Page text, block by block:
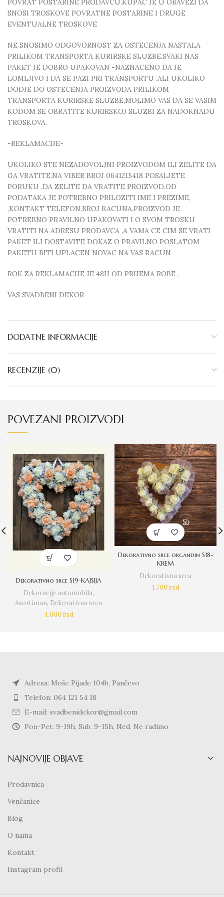
POVRAT POSTARINE PRODAVCU.KUPAC JE U OBAVEZI DA
SNOSI TROSKOVE POVRATNE POSTARINE I DRUGE
EVENTUALNE TROSKOVE
NE SNOSIMO ODGOVORNOST ZA OSTECENJA NASTALA
PRILIKOM TRANSPORTA KURIRSKE SLUZBE.SVAKI NAS
PAKET JE DOBRO UPAKOVAN -NAZNACENO DA JE
LOMLJIVO I DA SE PAZI PRI TRANSPORTU .ALI UKOLIKO
DODJE DO OSTECENJA PROIZVODA PRILIKOM
TRANSPORTA KURIRSKE SLUZBE,MOLIMO VAS DA SE VASIM
KODOM SE OBRATITE KURIRSKOJ SLUZBI ZA NADOKNADU
TROSKOVA.
-REKLAMACIJE-
UKOLIKO STE NEZADOVOLJNI PROIZVODOM ILI ZELITE DA
GA VRATITE,NA VIBER BROJ 0641215418 POSALJETE
PORUKU ,DA ZELITE DA VRATITE PROIZVOD.OD
PODATAKA JE POTREBNO PRILOZITI IME I PREZIME,
,KONTAKT TELEFON,BROJ RACUNA.PROIZVOD JE
POTREBNO PRAVILNO UPAKOVATI I O SVOM TROSKU
VRATITI NA ADRESU PRODAVCA ,A VAMA CE CIM SE VRATI
PAKET ILI DOSTAVITE DOKAZ O PRAVILNO POSLATOM
PAKETU BITI UPLACEN NOVAC NA VAS RACUN
ROK ZA REKLAMACIJE JE 48H OD PRIJEMA ROBE .
VAS SVADBENI DEKOR
DODATNE INFORMACIJE
RECENZIJE (0)
POVEZANI PROIZVODI
Dekorativno srce S19-KAJSIJA
Dekoracije automobila,
Asortiman, Dekorativna srca
4.000rsd
Dekorativno srce organdin S18-
KREM
Dekorativna srca
1.700rsd
Adresa: Moše Pijade 104b, Pančevo
Telefon: 064 121 54 18
E-mail: svadbenidekor@gmail.com
Pon-Pet: 9-19h, Sub. 9-15h, Ned. Ne radimo
NAJNOVIJE OBJAVE
Prodavnica
Venčanice
Blog
O nama
Kontakt
Instagram profil